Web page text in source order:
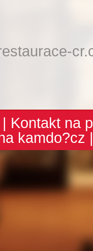
| Kontakt na
kamdo?cz |